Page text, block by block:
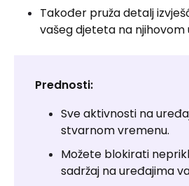
Također pruža detalj
vašeg djeteta na njihovom
Prednosti:
Sve aktivnosti na
stvarnom vremenu.
Možete blokirati
sadržaj na uređajima